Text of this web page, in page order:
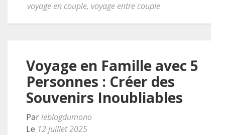
voyage en couple, voyage entre couple
Voyage en Famille avec 5
Personnes : Créer des
Souvenirs Inoubliables
Parleblogdumono
Le 12 juillet 2025